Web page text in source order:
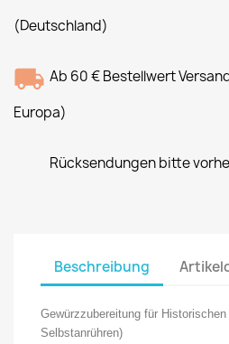
(Deutschland)
Ab 60 € Bestellwert
Europa)
Rücksendungen bitte
Beschreibung
Gewürzzubereitung für
Selbstanrühren)